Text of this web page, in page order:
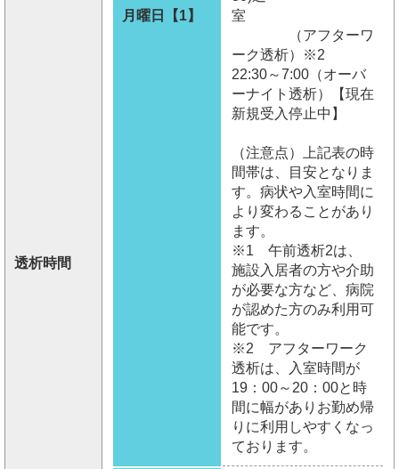
透析時間
月曜日【1】
室
（アフターワ
ーク透析）※2
22:30～7:00（オーバ
ーナイト透析）【現在
新規受入停止中】
（注意点）上記表の時
間帯は、目安となりま
す。病状や入室時間に
より変わることがあり
ます。
※1 午前透析2は、
施設入居者の方や介助
が必要な方など、病院
が認めた方のみ利用可
能です。
※2 アフターワーク
透析は、入室時間が
19：00～20：00と時
間に幅がありお勤め帰
りに利用しやすくなっ
ております。